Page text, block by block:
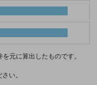
元に算出したものです。
い。